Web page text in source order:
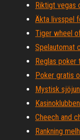
Riktigt vegas
Äkta livsspel
Tiger wheel
Spelautomat
Reglas poker
Poker gratis
Mystisk
Cheech and
Rankning